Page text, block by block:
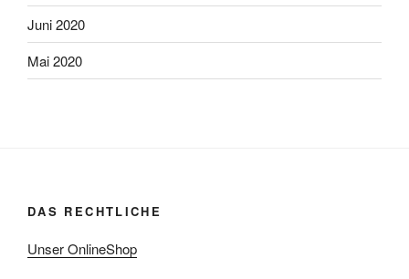
Juni 2020
Mai 2020
DAS RECHTLICHE
Unser OnlineShop